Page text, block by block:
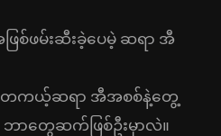
ဖမ်းဆီးခဲ့ပေမဲ့ ဆရာ အီ
း တကယ့်ဆရာ အီအစစ်နဲ့တွေ့
ဘာတွေဆက်ဖြစ်ဦးမှာလဲ။